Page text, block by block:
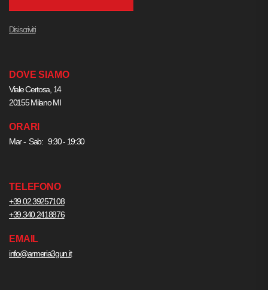
Disiscriviti
DOVE SIAMO
Viale Certosa, 14
20155 Milano MI
ORARI
Mar - Sab: 9:30 - 19:30
TELEFONO
+39.02.39257108
+39.340.2418876
EMAIL
info@armeria3gun.it